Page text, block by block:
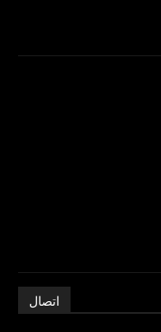
اتصال